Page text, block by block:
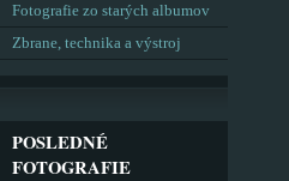
Fotografie zo starých albumov
Zbrane, technika a výstroj
POSLEDNÉ
FOTOGRAFIE